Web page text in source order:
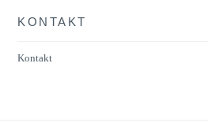
KONTAKT
Kontakt